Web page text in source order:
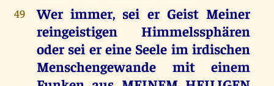
49
Wer immer, sei er Geist Meiner
reingeistigen Himmelssphären
oder sei er eine Seele im irdischen
Menschengewande mit einem